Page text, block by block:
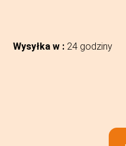
Wysyłka w : 24 godziny